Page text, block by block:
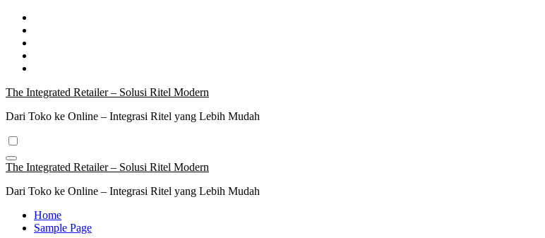
Skip
content
The Integrated Retailer – Solusi Ritel Modern
Dari Toko ke Online – Integrasi Ritel yang Lebih Mudah
The Integrated Retailer – Solusi Ritel Modern
Dari Toko ke Online – Integrasi Ritel yang Lebih Mudah
Home
Sample Page